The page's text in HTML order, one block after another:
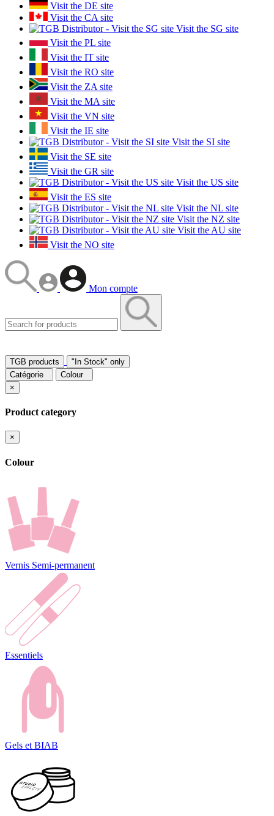
Visit the DE site
Visit the CA site
Visit the SG site
Visit the PL site
Visit the IT site
Visit the RO site
Visit the ZA site
Visit the MA site
Visit the VN site
Visit the IE site
Visit the SI site
Visit the SE site
Visit the GR site
Visit the US site
Visit the ES site
Visit the NL site
Visit the NZ site
Visit the AU site
Visit the NO site
Mon compte
TGB products
"In Stock" only
Catégorie
Colour
×
Product category
×
Colour
Vernis Semi-permanent
Essentiels
Gels et BIAB